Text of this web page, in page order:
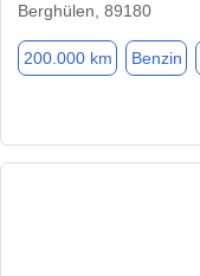
Berghülen, 89180
200.000 km Benzin